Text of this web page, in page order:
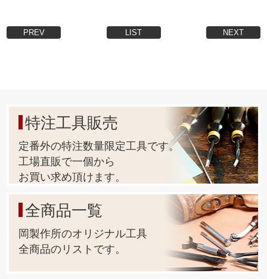
PREV LIST NEXT
特注工具販売
定番外の特注数量限定工具です。
工場直販で一個から
お買い求め頂けます。
全商品一覧
岡製作所のオリジナル工具
全商品のリストです。